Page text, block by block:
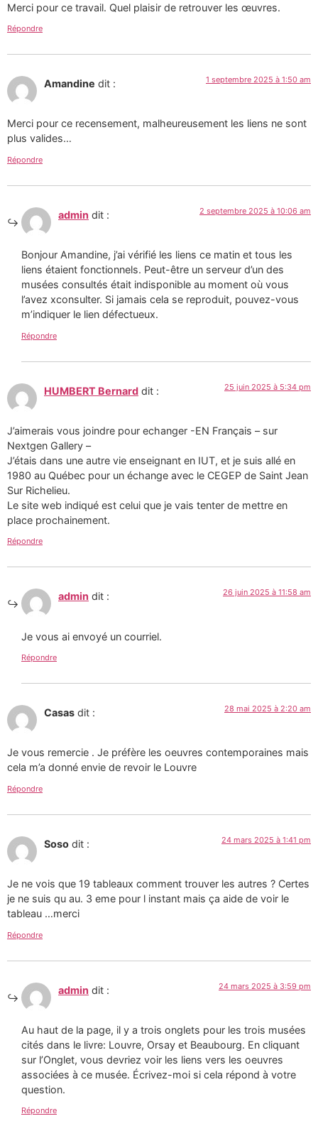
Merci pour ce travail. Quel plaisir de retrouver les œuvres.
Répondre
Amandine dit : 1 septembre 2025 à 1:50 am
Merci pour ce recensement, malheureusement les liens ne sont
plus valides…
Répondre
admin dit : 2 septembre 2025 à 10:06 am
Bonjour Amandine, j’ai vérifié les liens ce matin et tous les
liens étaient fonctionnels. Peut-être un serveur d’un des
musées consultés était indisponible au moment où vous
l’avez xconsulter. Si jamais cela se reproduit, pouvez-vous
m’indiquer le lien défectueux.
Répondre
HUMBERT Bernard dit : 25 juin 2025 à 5:34 pm
J’aimerais vous joindre pour echanger -EN Français – sur
Nextgen Gallery –
J’étais dans une autre vie enseignant en IUT, et je suis allé en
1980 au Québec pour un échange avec le CEGEP de Saint Jean
Sur Richelieu.
Le site web indiqué est celui que je vais tenter de mettre en
place prochainement.
Répondre
admin dit : 26 juin 2025 à 11:58 am
Je vous ai envoyé un courriel.
Répondre
Casas dit : 28 mai 2025 à 2:20 am
Je vous remercie . Je préfère les oeuvres contemporaines mais
cela m’a donné envie de revoir le Louvre
Répondre
Soso dit : 24 mars 2025 à 1:41 pm
Je ne vois que 19 tableaux comment trouver les autres ? Certes
je ne suis qu au. 3 eme pour l instant mais ça aide de voir le
tableau …merci
Répondre
admin dit : 24 mars 2025 à 3:59 pm
Au haut de la page, il y a trois onglets pour les trois musées
cités dans le livre: Louvre, Orsay et Beaubourg. En cliquant
sur l’Onglet, vous devriez voir les liens vers les oeuvres
associées à ce musée. Écrivez-moi si cela répond à votre
question.
Répondre